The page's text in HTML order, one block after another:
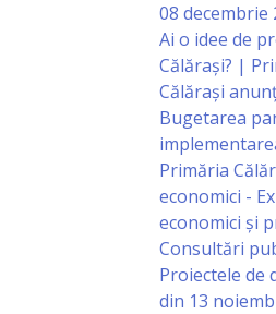
08 decembrie
Ai o idee de
Călărași? |
Călărași
Bugetarea
Primăria
economici -
economici și
Consultări
Proiectele de
din 13